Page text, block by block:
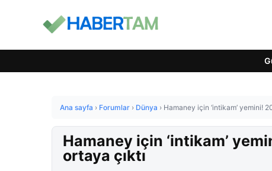
Ana sayfa › Forumlar › Dünya › Hamaney için ‘intikam’ yemini!
Hamaney için ‘intikam’
ortaya çıktı